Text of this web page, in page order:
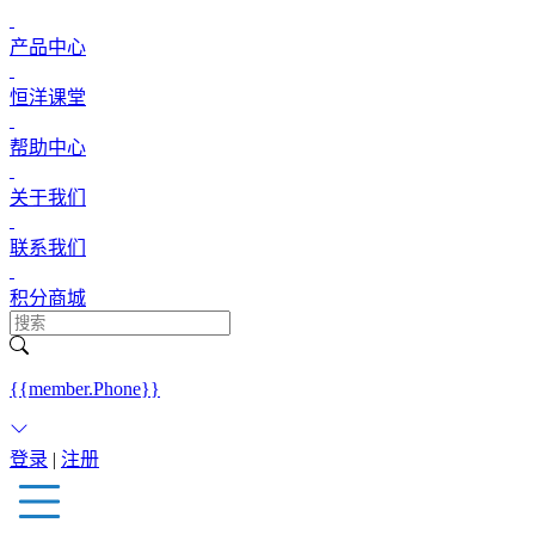
产品中心
恒洋课堂
帮助中心
关于我们
联系我们
积分商城
{{member.Phone}}
登录 | 注册